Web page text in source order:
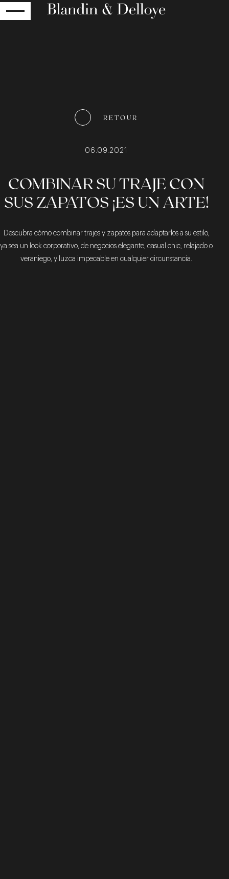
RETOUR
06.09.2021
COMBINAR SU TRAJE CON
SUS ZAPATOS ¡ES UN ARTE!
Descubra cómo combinar trajes y zapatos para adaptarlos a su estilo,
ya sea un look corporativo, de negocios elegante, casual chic, relajado o
veraniego, y luzca impecable en cualquier circunstancia.